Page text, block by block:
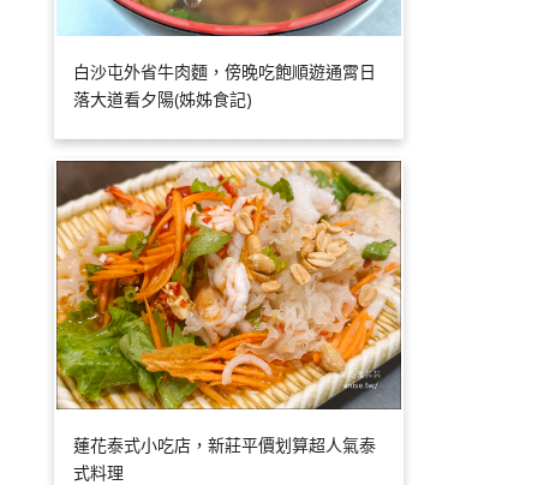
白沙屯外省牛肉麵，傍晚吃飽順遊通霄日
落大道看夕陽(姊姊食記)
蓮花泰式小吃店，新莊平價划算超人氣泰
式料理